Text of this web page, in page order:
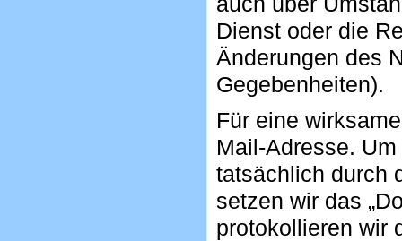
Dienst oder die
Änderungen des
Gegebenheiten).
Für eine
Mail-Adresse.
tatsächlich durch
setzen wir das
protokollieren wir